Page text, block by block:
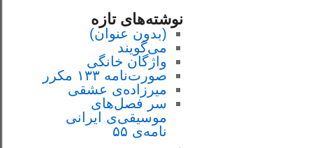
نوشته‌های تازه
(بدون عنوان)
می‌گویند
واژگان خانگی
صورت‌نامه ۱۳۳ مکرر
میرزاده‌ی عشقی
سر فصل‌هاى
موسيقى‌ی ايرانى
نامه‌ی ۵۵